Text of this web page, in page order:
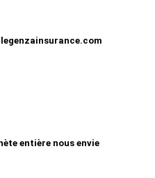
entière nous envie